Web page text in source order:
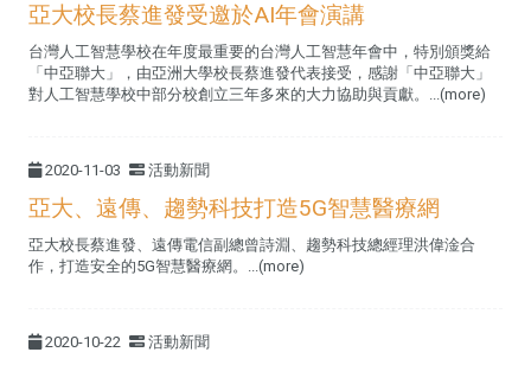
亞大校長蔡進發受邀於AI年會演講
台灣人工智慧學校在年度最重要的台灣人工智慧年會中，特別頒獎給
「中亞聯大」，由亞洲大學校長蔡進發代表接受，感謝「中亞聯大」
對人工智慧學校中部分校創立三年多來的大力協助與貢獻。...(more)
2020-11-03 活動新聞
亞大、遠傳、趨勢科技打造5G智慧醫療網
亞大校長蔡進發、遠傳電信副總曾詩淵、趨勢科技總經理洪偉淦合
作，打造安全的5G智慧醫療網。...(more)
2020-10-22 活動新聞